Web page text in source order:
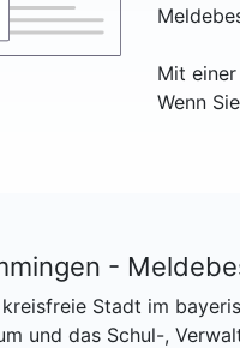
Mit einer
Wenn
-
Stadt im
und das Schul-,